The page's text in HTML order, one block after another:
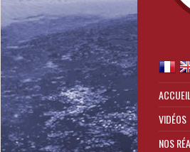
ACCUEIL
VIDÉOS
NOS